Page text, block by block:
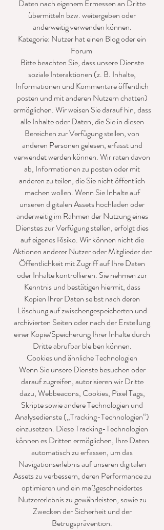
Daten nach eigenem Ermessen an Dritte
übermitteln bzw. weitergeben oder
anderweitig verwenden können.
Kategorie: Nutzer hat einen Blog oder ein
Forum
Bitte beachten Sie, dass unsere Dienste
soziale Interaktionen (z. B. Inhalte,
Informationen und Kommentare öffentlich
posten und mit anderen Nutzern chatten)
ermöglichen. Wir weisen Sie darauf hin, dass
alle Inhalte oder Daten, die Sie in diesen
Bereichen zur Verfügung stellen, von
anderen Personen gelesen, erfasst und
verwendet werden können. Wir raten davon
ab, Informationen zu posten oder mit
anderen zu teilen, die Sie nicht öffentlich
machen wollen. Wenn Sie Inhalte auf
unseren digitalen Assets hochladen oder
anderweitig im Rahmen der Nutzung eines
Dienstes zur Verfügung stellen, erfolgt dies
auf eigenes Risiko. Wir können nicht die
Aktionen anderer Nutzer oder Mitglieder der
Öffentlichkeit mit Zugriff auf Ihre Daten
oder Inhalte kontrollieren. Sie nehmen zur
Kenntnis und bestätigen hiermit, dass
Kopien Ihrer Daten selbst nach deren
Löschung auf zwischengespeicherten und
archivierten Seiten oder nach der Erstellung
einer Kopie/Speicherung Ihrer Inhalte durch
Dritte abrufbar bleiben können.
Cookies und ähnliche Technologien
Wenn Sie unsere Dienste besuchen oder
darauf zugreifen, autorisieren wir Dritte
dazu, Webbeacons, Cookies, Pixel Tags,
Skripte sowie andere Technologien und
Analysedienste („Tracking-Technologien“)
einzusetzen. Diese Tracking-Technologien
können es Dritten ermöglichen, Ihre Daten
automatisch zu erfassen, um das
Navigationserlebnis auf unseren digitalen
Assets zu verbessern, deren Performance zu
optimieren und ein maßgeschneidertes
Nutzererlebnis zu gewährleisten, sowie zu
Zwecken der Sicherheit und der
Betrugsprävention.